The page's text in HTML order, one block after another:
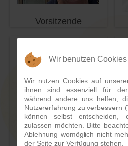
Vorsitzende
Gerlinde von
Wir benutzen Cookies
Wir nutzen Cookies auf
ihnen sind essenziell für
während andere uns helfen,
Nutzererfahrung zu verbessern
können selbst
zulassen möchten. Bitte
Ablehnung womöglich nicht
der Seite zur Verfügung stehen.